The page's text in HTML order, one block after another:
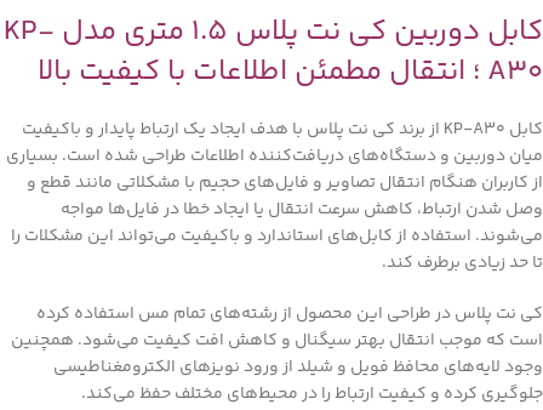
کابل دوربین کی نت پلاس 1.5 متری مدل KP-
A30 ؛ انتقال مطمئن اطلاعات با کیفیت بالا
کابل KP-A30 از برند کی نت پلاس با هدف ایجاد یک ارتباط پایدار و باکیفیت
میان دوربین و دستگاه‌های دریافت‌کننده اطلاعات طراحی شده است. بسیاری
از کاربران هنگام انتقال تصاویر و فایل‌های حجیم با مشکلاتی مانند قطع و
وصل شدن ارتباط، کاهش سرعت انتقال یا ایجاد خطا در فایل‌ها مواجه
می‌شوند. استفاده از کابل‌های استاندارد و باکیفیت می‌تواند این مشکلات را
تا حد زیادی برطرف کند.
کی نت پلاس در طراحی این محصول از رشته‌های تمام مس استفاده کرده
است که موجب انتقال بهتر سیگنال و کاهش افت کیفیت می‌شود. همچنین
وجود لایه‌های محافظ فویل و شیلد از ورود نویزهای الکترومغناطیسی
جلوگیری کرده و کیفیت ارتباط را در محیط‌های مختلف حفظ می‌کند.